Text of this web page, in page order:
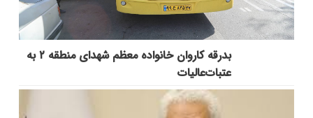
بدرقه کاروان خانواده معظم شهدای منطقه ۲ به
عتبات‌عالیات